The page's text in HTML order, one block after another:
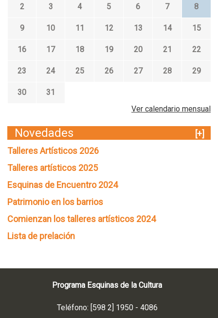
2 3 4 5 6 7 8
9 10 11 12 13 14 15
16 17 18 19 20 21 22
23 24 25 26 27 28 29
30
31
Ver calendario mensual
Novedades
[+]
Talleres Artísticos 2026
Talleres artísticos 2025
Esquinas de Encuentro 2024
Patrimonio en los barrios
Comienzan los talleres artísticos 2024
Lista de prelación
Programa Esquinas de la Cultura
Teléfono: [598 2] 1950 - 4086